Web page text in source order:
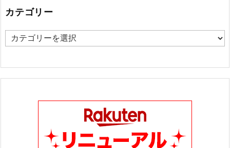
カテゴリー
カ
ゴ